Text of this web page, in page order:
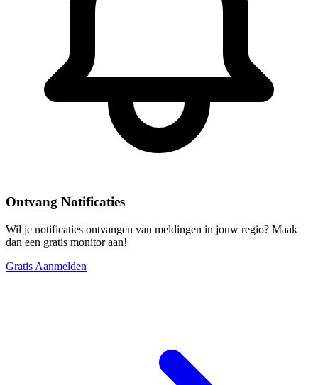
Ontvang Notificaties
Wil je notificaties ontvangen van meldingen in jouw regio? Maak
dan een gratis monitor aan!
Gratis Aanmelden